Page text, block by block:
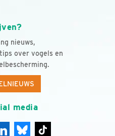
nieuws,
over vogels en
media